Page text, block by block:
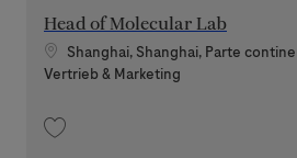
Head of Molecular Lab
Standort
Shanghai, Shanghai, Parte
Kategorie
Vertrieb & Marketing